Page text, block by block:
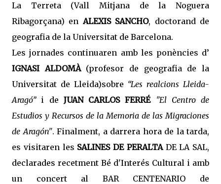
La Terreta (Vall Mitjana de la Noguera
Ribagorçana) enALEXIS SANCHO, doctorand de
geografia de la Universitat de Barcelona.
Les jornades continuaren amb les ponències d’
IGNASI ALDOMÀ (profesor de geografia de la
Universitat de Lleida)sobre “Les realcions Lleida-
Aragó”i de JUAN CARLOS FERRÉ"El Centro de
Estudios y Recursos de la Memoria de las Migraciones
de Aragón". Finalment, a darrera hora de la tarda,
es visitaren les SALINES DE PERALTADE LA SAL,
declarades recetment Bé d'Interés Cultural i amb
un concert al BAR CENTENARIO de